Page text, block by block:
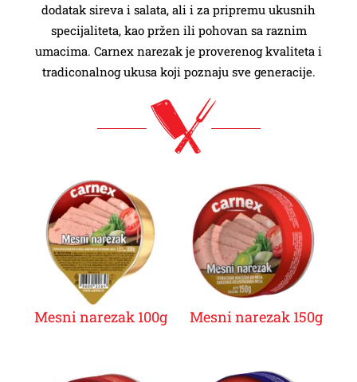
KONTAKT
dodatak sireva i salata, ali i za pripremu ukusnih
specijaliteta, kao pržen ili pohovan sa raznim
umacima. Carnex narezak je proverenog kvaliteta i
tradiconalnog ukusa koji poznaju sve generacije.
Mesni narezak 100g Mesni narezak 150g